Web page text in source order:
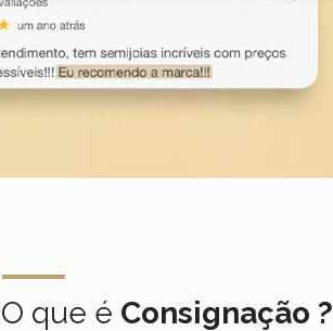
O que é Consignação ?